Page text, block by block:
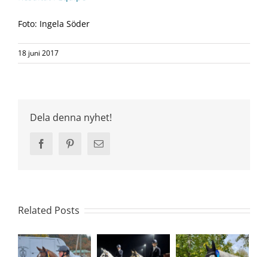
Foto: Ingela Söder
18 juni 2017
Dela denna nyhet!
FacebookPinterestEmail
Related Posts